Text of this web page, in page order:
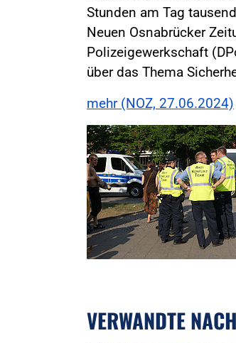
Stunden am Tag
Neuen Osnabrücker
Polizeigewerkschaft
über das Thema
mehr (NOZ, 27.06.2024)
VERWANDTE